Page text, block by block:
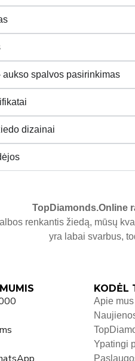
aukso spalvos pasirinkimas
dizainai
TopDiamonds.Online
renkantis žiedą, mūsų
yra labai svarbus,
KODĖL
Apie mus
Ypatingi